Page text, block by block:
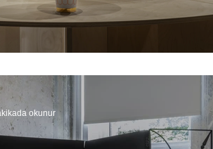
of resistance in three acts
okunur